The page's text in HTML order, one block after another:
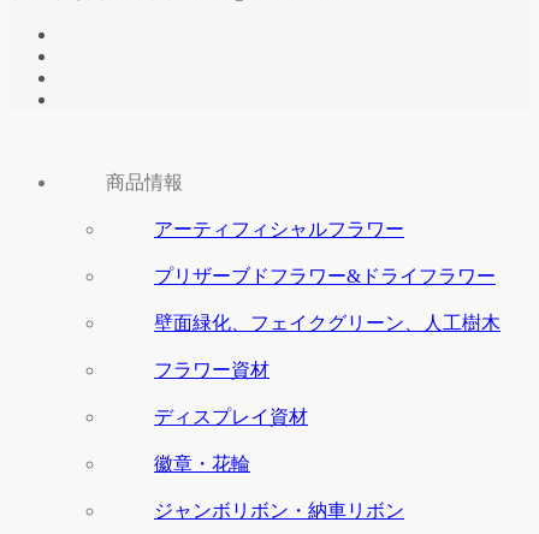
商品情報
アーティフィシャルフラワー
プリザーブドフラワー&ドライフラワー
壁面緑化、フェイクグリーン、人工樹木
フラワー資材
ディスプレイ資材
徽章・花輪
ジャンボリボン・納車リボン